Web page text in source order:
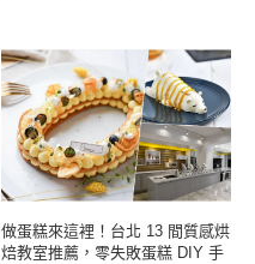
做蛋糕來這裡！台北 13 間質感烘
焙教室推薦，零失敗蛋糕 DIY 手